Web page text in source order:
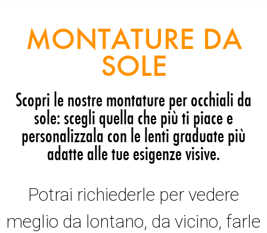
MONTATURE DA
SOLE
Scopri le nostre montature per occhiali da
sole: scegli quella che più ti piace e
personalizzala con le lenti graduate più
adatte alle tue esigenze visive.
Potrai richiederle per vedere
meglio da lontano, da vicino, farle